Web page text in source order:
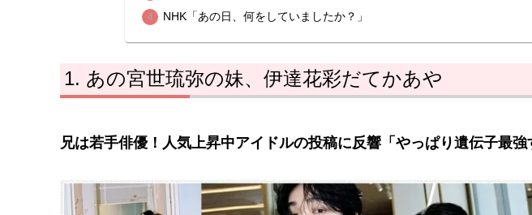
NHK「あの日、何をしていましたか？」
あの宮世琉弥の妹、伊達花彩だてかあや
兄は若手俳優！人気上昇中アイドルの投稿に反響「やっぱり遺伝子最強